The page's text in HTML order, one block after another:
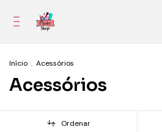
Início . Acessórios
Acessórios
Ordenar